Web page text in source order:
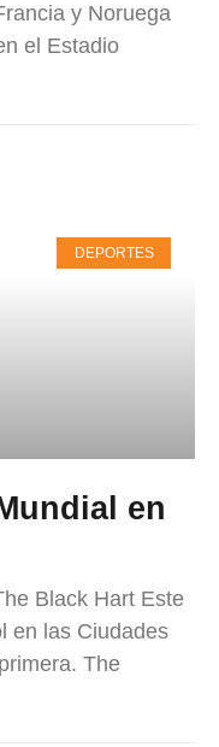
y Noruega
el Estadio
DEPORTES
en
Black Hart Este
en las Ciudades
The